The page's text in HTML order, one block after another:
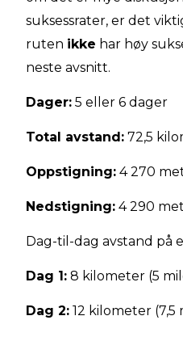
suksessrater, er det
ruten ikke har høy
neste avsnitt.
Dager: 5 eller 6 dager
Total avstand: 72,5
Oppstigning: 4 270
Nedstigning: 4 290
Dag-til-dag avstand på
Dag 1: 8 kilometer (5
Dag 2: 12 kilometer (7,5